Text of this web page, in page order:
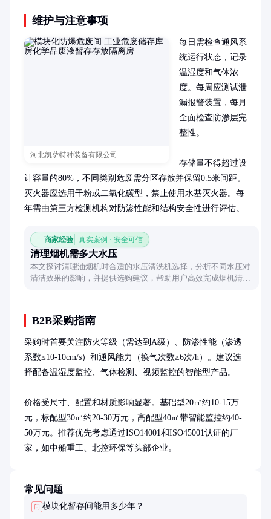
维护与注意事项
河北凯萨特种装备有限公司
每日需检查通风系
统运行状态，记录
温湿度和气体浓
度。每周应测试泄
漏报警装置，每月
全面检查防渗层完
整性。
存储量不得超过设
计容量的80%，不同类别危废需分区存放并保留0.5米间距。
灭火器应选用干粉或二氧化碳型，禁止使用水基灭火器。每
年需由第三方检测机构对防渗性能和结构安全性进行评估。
商家经验 真实案例 · 安全可信
清理烟机需多大水压
本文探讨清理油烟机时合适的水压清洗机选择，分析不同水压对
清洁效果的影响，并提供选购建议，帮助用户高效完成烟机清
B2B采购指南
采购时首要关注防火等级（需达到A级）、防渗性能（渗透
系数≤10-10cm/s）和通风能力（换气次数≥6次/h）。建议选
择配备温湿度监控、气体检测、视频监控的智能型产品。
价格受尺寸、配置和材质影响显著。基础型20㎡约10-15万
元，标配型30㎡约20-30万元，高配型40㎡带智能监控约40-
50万元。推荐优先考虑通过ISO14001和ISO45001认证的厂
家，如中船重工、北控环保等头部企业。
常见问题
问 模块化暂存间能用多少年？